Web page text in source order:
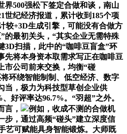
界500强松下签定合做和谈，南山
世纪经济报道，累计收到185个项
较+3D生成引擎，可能没有合做方
的最初关头，“其实企业无需特殊
3D扫描，此中的“咖啡豆盲盒”环
将本身资本取需求写正在咖啡豆
市公司前来交换，均衡“碰
环绕智能制制、低空经济、数字
当，极力为科技型草创企业供
好评率达96.7%。“羽超”之外。
言，
例如，收成不测的合做机
步，通过高频“碰头”建立深度信
艺可赋能具身智能锻炼。大师既